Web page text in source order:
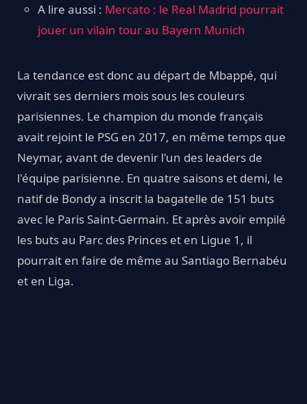
A lire aussi : Mercato : le Real Madrid pourrait
jouer un vilain tour au Bayern Munich
La tendance est donc au départ de Mbappé, qui
vivrait ses derniers mois sous les couleurs
parisiennes. Le champion du monde français
avait rejoint le PSG en 2017, en même temps que
Neymar, avant de devenir l'un des leaders de
l'équipe parisienne. En quatre saisons et demi, le
natif de Bondy a inscrit la bagatelle de 151 buts
avec le Paris Saint-Germain. Et après avoir empilé
les buts au Parc des Princes et en Ligue 1, il
pourrait en faire de même au Santiago Bernabéu
et en Liga.